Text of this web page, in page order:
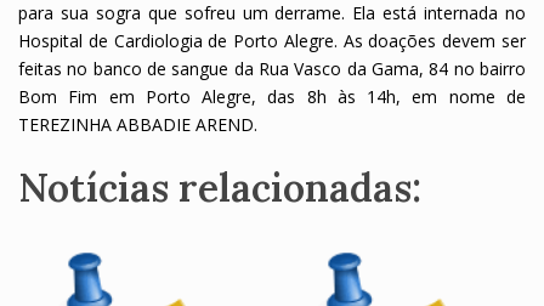
para sua sogra que sofreu um derrame. Ela está internada no
Hospital de Cardiologia de Porto Alegre. As doações devem ser
feitas no banco de sangue da Rua Vasco da Gama, 84 no bairro
Bom Fim em Porto Alegre, das 8h às 14h, em nome de
TEREZINHA ABBADIE AREND.
Notícias relacionadas: